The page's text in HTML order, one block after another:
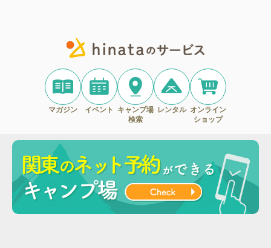
マガジン イベント
キャンプ場
検索
レンタル オンライン
ショップ